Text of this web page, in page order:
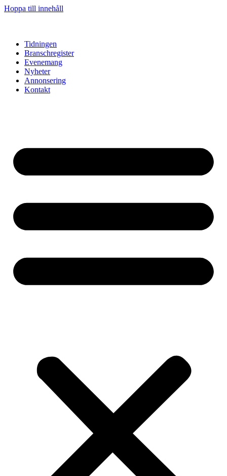
Hoppa till innehåll
Tidningen
Branschregister
Evenemang
Nyheter
Annonsering
Kontakt